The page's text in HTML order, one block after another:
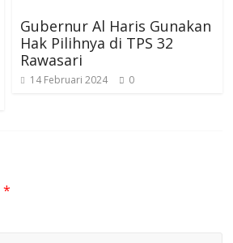
Gubernur Al Haris Gunakan
Hak Pilihnya di TPS 32
Rawasari
14 Februari 2024 0
*